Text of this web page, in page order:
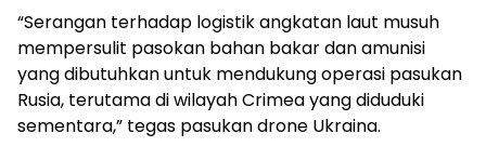
“Serangan terhadap logistik angkatan laut musuh
mempersulit pasokan bahan bakar dan amunisi
yang dibutuhkan untuk mendukung operasi pasukan
Rusia, terutama di wilayah Crimea yang diduduki
sementara,” tegas pasukan drone Ukraina.